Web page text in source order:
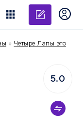
» Четыре Лапы это
5.0